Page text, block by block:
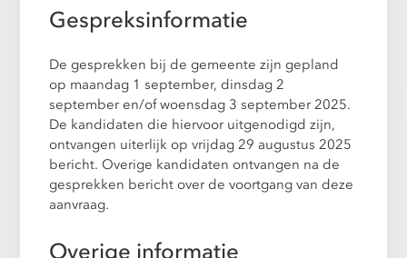
Gespreksinformatie
De gesprekken bij de gemeente zijn gepland
op maandag 1 september, dinsdag 2
september en/of woensdag 3 september 2025.
De kandidaten die hiervoor uitgenodigd zijn,
ontvangen uiterlijk op vrijdag 29 augustus 2025
bericht. Overige kandidaten ontvangen na de
gesprekken bericht over de voortgang van deze
aanvraag.